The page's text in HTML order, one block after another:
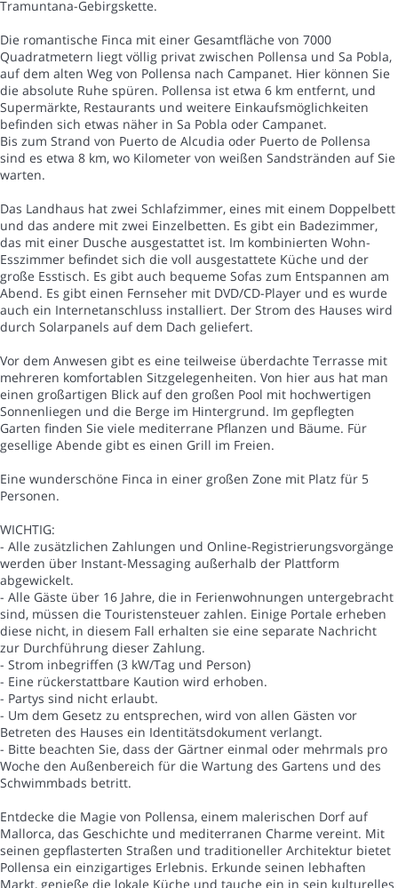
Tramuntana-Gebirgskette.
Die romantische Finca mit einer Gesamtfläche von 7000
Quadratmetern liegt völlig privat zwischen Pollensa und Sa Pobla,
auf dem alten Weg von Pollensa nach Campanet. Hier können Sie
die absolute Ruhe spüren. Pollensa ist etwa 6 km entfernt, und
Supermärkte, Restaurants und weitere Einkaufsmöglichkeiten
befinden sich etwas näher in Sa Pobla oder Campanet.
Bis zum Strand von Puerto de Alcudia oder Puerto de Pollensa
sind es etwa 8 km, wo Kilometer von weißen Sandstränden auf Sie
warten.
Das Landhaus hat zwei Schlafzimmer, eines mit einem Doppelbett
und das andere mit zwei Einzelbetten. Es gibt ein Badezimmer,
das mit einer Dusche ausgestattet ist. Im kombinierten Wohn-
Esszimmer befindet sich die voll ausgestattete Küche und der
große Esstisch. Es gibt auch bequeme Sofas zum Entspannen am
Abend. Es gibt einen Fernseher mit DVD/CD-Player und es wurde
auch ein Internetanschluss installiert. Der Strom des Hauses wird
durch Solarpanels auf dem Dach geliefert.
Vor dem Anwesen gibt es eine teilweise überdachte Terrasse mit
mehreren komfortablen Sitzgelegenheiten. Von hier aus hat man
einen großartigen Blick auf den großen Pool mit hochwertigen
Sonnenliegen und die Berge im Hintergrund. Im gepflegten
Garten finden Sie viele mediterrane Pflanzen und Bäume. Für
gesellige Abende gibt es einen Grill im Freien.
Eine wunderschöne Finca in einer großen Zone mit Platz für 5
Personen.
WICHTIG:
- Alle zusätzlichen Zahlungen und Online-Registrierungsvorgänge
werden über Instant-Messaging außerhalb der Plattform
abgewickelt.
- Alle Gäste über 16 Jahre, die in Ferienwohnungen untergebracht
sind, müssen die Touristensteuer zahlen. Einige Portale erheben
diese nicht, in diesem Fall erhalten sie eine separate Nachricht
zur Durchführung dieser Zahlung.
- Strom inbegriffen (3 kW/Tag und Person)
- Eine rückerstattbare Kaution wird erhoben.
- Partys sind nicht erlaubt.
- Um dem Gesetz zu entsprechen, wird von allen Gästen vor
Betreten des Hauses ein Identitätsdokument verlangt.
- Bitte beachten Sie, dass der Gärtner einmal oder mehrmals pro
Woche den Außenbereich für die Wartung des Gartens und des
Schwimmbads betritt.
Entdecke die Magie von Pollensa, einem malerischen Dorf auf
Mallorca, das Geschichte und mediterranen Charme vereint. Mit
seinen gepflasterten Straßen und traditioneller Architektur bietet
Pollensa ein einzigartiges Erlebnis. Erkunde seinen lebhaften
Markt, genieße die lokale Küche und tauche ein in sein kulturelles